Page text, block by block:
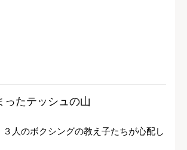
ったテッシュの山
３人のボクシングの教え子たちが心配し